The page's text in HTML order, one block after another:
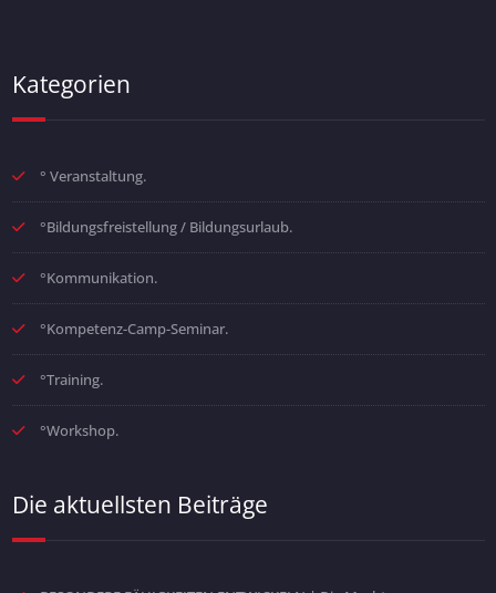
Kategorien
° Veranstaltung.
°Bildungsfreistellung / Bildungsurlaub.
°Kommunikation.
°Kompetenz-Camp-Seminar.
°Training.
°Workshop.
Die aktuellsten Beiträge